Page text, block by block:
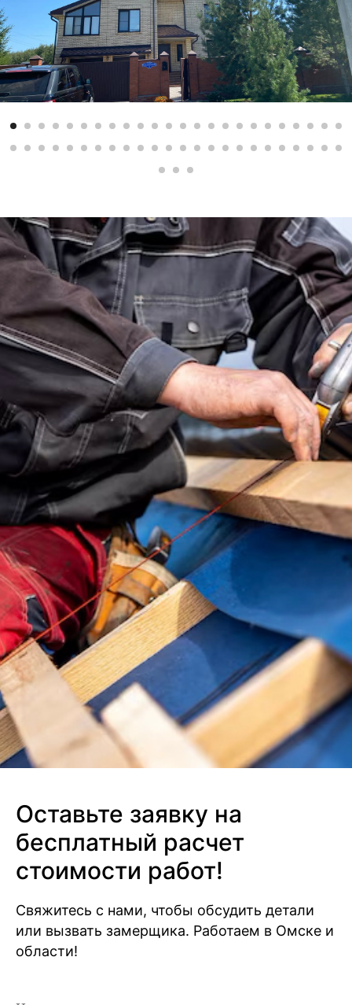
Оставьте заявку на
бесплатный расчет
стоимости работ!
Свяжитесь с нами, чтобы обсудить детали
или вызвать замерщика. Работаем в Омске и
области!